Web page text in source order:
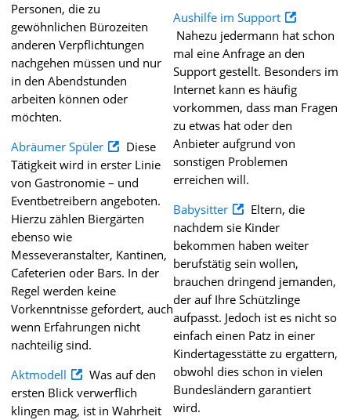
Personen, die zu
gewöhnlichen Bürozeiten
anderen Verpflichtungen
nachgehen müssen und nur
in den Abendstunden
arbeiten können oder
möchten.
Abräumer Spüler
Diese
Tätigkeit wird in erster Linie
von Gastronomie – und
Eventbetreibern angeboten.
Hierzu zählen Biergärten
ebenso wie
Messeveranstalter, Kantinen,
Cafeterien oder Bars. In der
Regel werden keine
Vorkenntnisse gefordert, auch
wenn Erfahrungen nicht
nachteilig sind.
Aktmodell
Was auf den
ersten Blick verwerflich
klingen mag, ist in Wahrheit
Aushilfe im Support
Nahezu jedermann hat schon
mal eine Anfrage an den
Support gestellt. Besonders im
Internet kann es häufig
vorkommen, dass man Fragen
zu etwas hat oder den
Anbieter aufgrund von
sonstigen Problemen
erreichen will.
Babysitter
Eltern, die
nachdem sie Kinder
bekommen haben weiter
berufstätig sein wollen,
brauchen dringend jemanden,
der auf Ihre Schützlinge
aufpasst. Jedoch ist es nicht so
einfach einen Patz in einer
Kindertagesstätte zu ergattern,
obwohl dies schon in vielen
Bundesländern garantiert
wird.